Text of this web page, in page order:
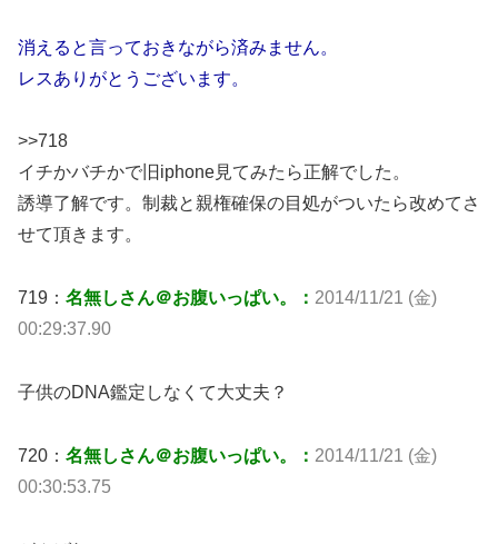
消えると言っておきながら済みません。
レスありがとうございます。
>>718
イチかバチかで旧iphone見てみたら正解でした。
誘導了解です。制裁と親権確保の目処がついたら改めてさ
せて頂きます。
719： 名無しさん＠お腹いっぱい。： 2014/11/21 (金)
00:29:37.90
子供のDNA鑑定しなくて大丈夫？
720： 名無しさん＠お腹いっぱい。： 2014/11/21 (金)
00:30:53.75